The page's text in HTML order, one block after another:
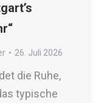
26. Juli 2026
die Ruhe,
typische